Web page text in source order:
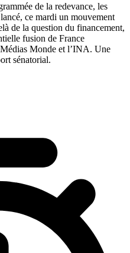
de la redevance, les
ce mardi un mouvement
de la question du financement,
fusion de France
Monde et l’INA. Une
sénatorial.